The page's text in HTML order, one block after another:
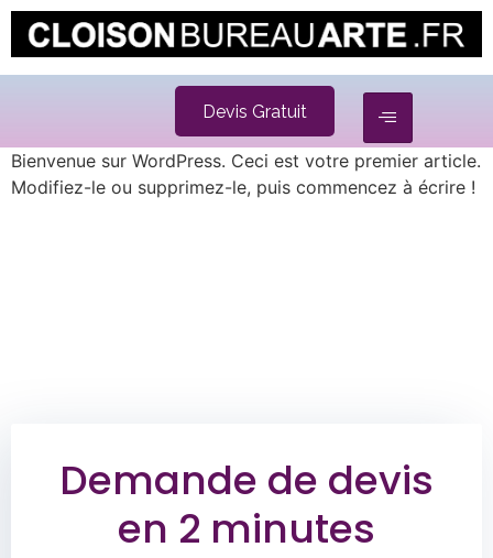
Devis Gratuit
Bienvenue sur WordPress. Ceci est votre premier article.
Modifiez-le ou supprimez-le, puis commencez à écrire !
Demande de devis
en 2 minutes